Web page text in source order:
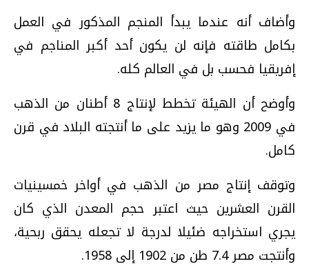
وأضاف أنه عندما يبدأ المنجم المذكور في العمل
بكامل طاقته فإنه لن يكون أحد أكبر المناجم في
إفريقيا فحسب بل في العالم كله.
وأوضح أن الهيئة تخطط لإنتاج 8 أطنان من الذهب
في 2009 وهو ما يزيد على ما أنتجته البلاد في قرن
كامل.
وتوقف إنتاج مصر من الذهب في أواخر خمسينيات
القرن العشرين حيث اعتبر حجم المعدن الذي كان
يجري استخراجه ضئيلا لدرجة لا تجعله يحقق ربحية،
وأنتجت مصر 7.4 طن من 1902 إلى 1958.